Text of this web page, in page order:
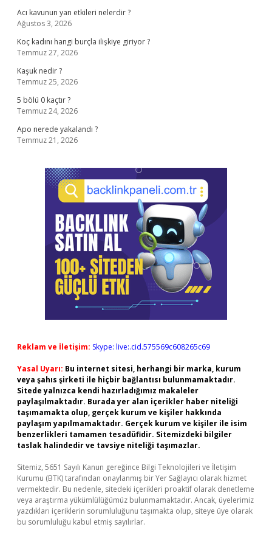
Acı kavunun yan etkileri nelerdir ?
Ağustos 3, 2026
Koç kadını hangi burçla ilişkiye giriyor ?
Temmuz 27, 2026
Kaşuk nedir ?
Temmuz 25, 2026
5 bölü 0 kaçtır ?
Temmuz 24, 2026
Apo nerede yakalandı ?
Temmuz 21, 2026
Reklam ve İletişim: Skype: live:.cid.575569c608265c69
Yasal Uyarı: Bu internet sitesi, herhangi bir marka, kurum
veya şahıs şirketi ile hiçbir bağlantısı bulunmamaktadır.
Sitede yalnızca kendi hazırladığımız makaleler
paylaşılmaktadır. Burada yer alan içerikler haber niteliği
taşımamakta olup, gerçek kurum ve kişiler hakkında
paylaşım yapılmamaktadır. Gerçek kurum ve kişiler ile isim
benzerlikleri tamamen tesadüfidir. Sitemizdeki bilgiler
taslak halindedir ve tavsiye niteliği taşımazlar.
Sitemiz, 5651 Sayılı Kanun gereğince Bilgi Teknolojileri ve İletişim
Kurumu (BTK) tarafından onaylanmış bir Yer Sağlayıcı olarak hizmet
vermektedir. Bu nedenle, sitedeki içerikleri proaktif olarak denetleme
veya araştırma yükümlülüğümüz bulunmamaktadır. Ancak, üyelerimiz
yazdıkları içeriklerin sorumluluğunu taşımakta olup, siteye üye olarak
bu sorumluluğu kabul etmiş sayılırlar.